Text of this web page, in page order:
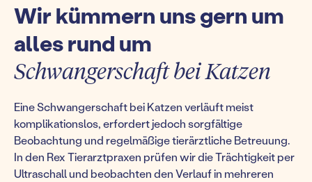
Wir kümmern uns gern um
alles rund um
Schwangerschaft bei Katzen
Eine Schwangerschaft bei Katzen verläuft meist
komplikationslos, erfordert jedoch sorgfältige
Beobachtung und regelmäßige tierärztliche Betreuung.
In den Rex Tierarztpraxen prüfen wir die Trächtigkeit per
Ultraschall und beobachten den Verlauf in mehreren